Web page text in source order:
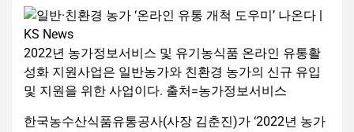
2022년 농가정보서비스 및 유기농식품 온라인 유통활
성화 지원사업은 일반농가와 친환경 농가의 신규 유입
및 지원을 위한 사업이다. 출처=농가정보서비스
한국농수산식품유통공사(사장 김춘진)가 ‘2022년 농가